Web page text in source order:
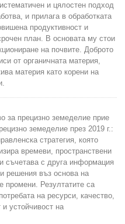
и цялостен подход
и прилага в обработката
продуктивност и
план. В основата му стои
на почвите. Доброто
от органичната материя,
материя като корени на
за прецизно земеделие прие
земеделие през 2019 г.:
стратегия, която
времеви, пространствени
съчетава с друга информация
решения въз основа на
промени. Резултатите са
на ресурси, качество,
и устойчивост на